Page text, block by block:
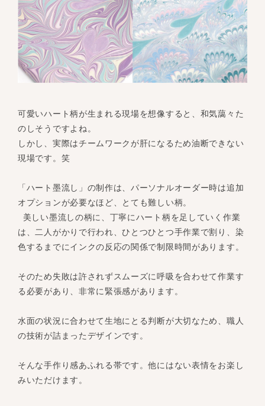
可愛いハート柄が生まれる現場を想像すると、和気藹々た
のしそうですよね。
しかし、実際はチームワークが肝になるため油断できない
現場です。笑
「ハート墨流し」の制作は、パーソナルオーダー時は追加
オプションが必要なほど、とても難しい柄。
美しい墨流しの柄に、丁寧にハート柄を足していく作業
は、二人がかりで行われ、ひとつひとつ手作業で割り、染
色するまでにインクの反応の関係で制限時間があります。
そのため失敗は許されずスムーズに呼吸を合わせて作業す
る必要があり、非常に緊張感があります。
水面の状況に合わせて生地にとる判断が大切なため、職人
の技術が詰まったデザインです。
そんな手作り感あふれる帯です。他にはない表情をお楽し
みいただけます。